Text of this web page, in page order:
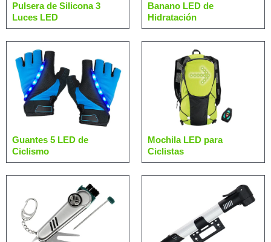
Pulsera de Silicona 3
Luces LED
Banano LED de
Hidratación
Guantes 5 LED de
Ciclismo
Mochila LED para
Ciclistas